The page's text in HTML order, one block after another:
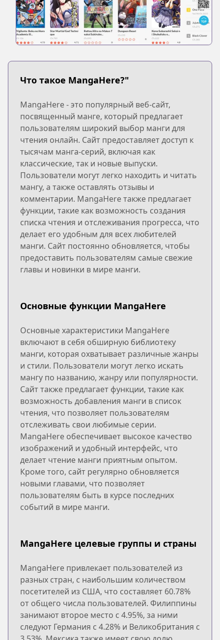
Что такое MangaHere?"
MangaHere - это популярный веб-сайт,
посвященный манге, который предлагает
пользователям широкий выбор манги для
чтения онлайн. Сайт предоставляет доступ к
тысячам манга-серий, включая как
классические, так и новые выпуски.
Пользователи могут легко находить и читать
мангу, а также оставлять отзывы и
комментарии. MangaHere также предлагает
функции, такие как возможность создания
списка чтения и отслеживания прогресса, что
делает его удобным для всех любителей
манги. Сайт постоянно обновляется, чтобы
предоставить пользователям самые свежие
главы и новинки в мире манги.
Основные функции MangaHere
Основные характеристики MangaHere
включают в себя обширную библиотеку
манги, которая охватывает различные жанры
и стили. Пользователи могут легко искать
мангу по названию, жанру или популярности.
Сайт также предлагает функции, такие как
возможность добавления манги в список
чтения, что позволяет пользователям
отслеживать свои любимые серии.
MangaHere обеспечивает высокое качество
изображений и удобный интерфейс, что
делает чтение манги приятным опытом.
Кроме того, сайт регулярно обновляется
новыми главами, что позволяет
пользователям быть в курсе последних
событий в мире манги.
MangaHere целевые группы и страны
MangaHere привлекает пользователей из
разных стран, с наибольшим количеством
посетителей из США, что составляет 60.78%
от общего числа пользователей. Филиппины
занимают второе место с 4.95%, за ними
следуют Германия с 4.28% и Великобритания с